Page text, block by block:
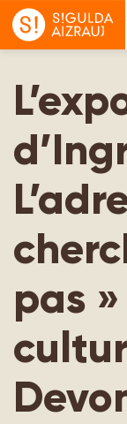
pas